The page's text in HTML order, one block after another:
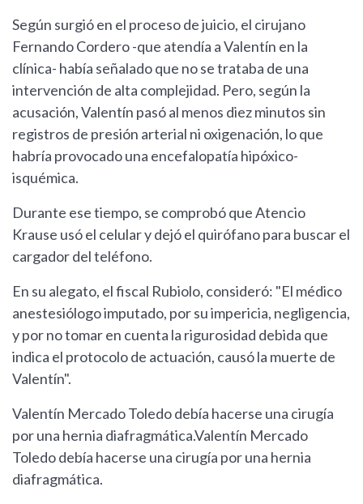
Según surgió en el proceso de juicio, el cirujano
Fernando Cordero -que atendía a Valentín en la
clínica- había señalado que no se trataba de una
intervención de alta complejidad. Pero, según la
acusación, Valentín pasó al menos diez minutos sin
registros de presión arterial ni oxigenación, lo que
habría provocado una encefalopatía hipóxico-
isquémica.
Durante ese tiempo, se comprobó que Atencio
Krause usó el celular y dejó el quirófano para buscar el
cargador del teléfono.
En su alegato, el fiscal Rubiolo, consideró: "El médico
anestesiólogo imputado, por su impericia, negligencia,
y por no tomar en cuenta la rigurosidad debida que
indica el protocolo de actuación, causó la muerte de
Valentín".
Valentín Mercado Toledo debía hacerse una cirugía
por una hernia diafragmática.Valentín Mercado
Toledo debía hacerse una cirugía por una hernia
diafragmática.